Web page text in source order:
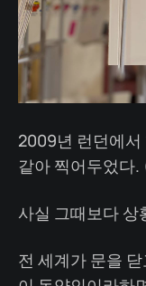
2009년 런던에서
같아 찍어두었다
사실 그때보다 상
전 세계가 문을